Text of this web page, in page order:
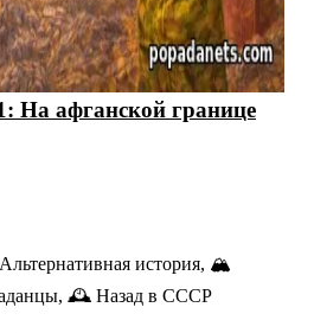
На афганской границе
история, 🏔️
🕰️ Назад в СССР